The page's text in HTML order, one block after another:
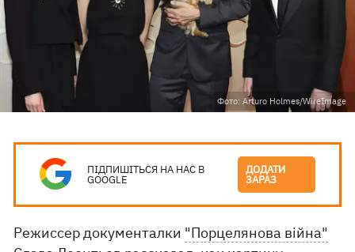
Фото: Arturo Holmes/WireImage
ПІДПИШІТЬСЯ НА НАС В
GOOGLE
ДОДАТИ
ЗАРАЗ
Режиссер документалки "Порцелянова війна"